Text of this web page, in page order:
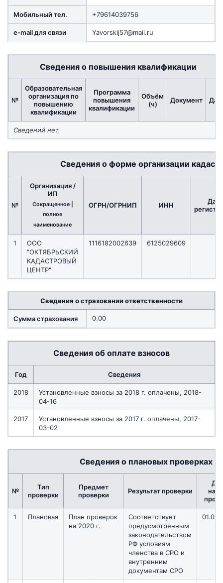
Мобильный тел. +79614039756
e-mail для связи Yavorskij57@mail.ru
Сведения о повышения квалификации
№
Образовательная
организация по
повышению
квалификации
Программа
повышения
квалификации
Объём
(ч)
Документ
Сведений нет.
Сведения о форме организации
№
Организация /
ИП
Сокращенное |
полное
наименование
ОГРН/ОГРНИП ИНН
Дата
1
ООО
"ОКТЯБРЬСКИЙ
КАДАСТРОВЫЙ
ЦЕНТР"
1116182002639 6125029609
Сведения о страховании ответственности
Сумма страхования 0.00
Сведения об оплате взносов
Год Сведения
2018
Установленные взносы за 2018 г. оплачены, 2018-
04-16
2017
Установленные взносы за 2017 г. оплачены, 2017-
03-02
Сведения о плановых проверках
№
Тип
проверки
Предмет
проверки
Результат проверки
1 Плановая
План проверок
на 2020 г.
Соответствует
предусмотренным
законодательством
РФ условиям
членства в СРО и
внутренним
документам СРО